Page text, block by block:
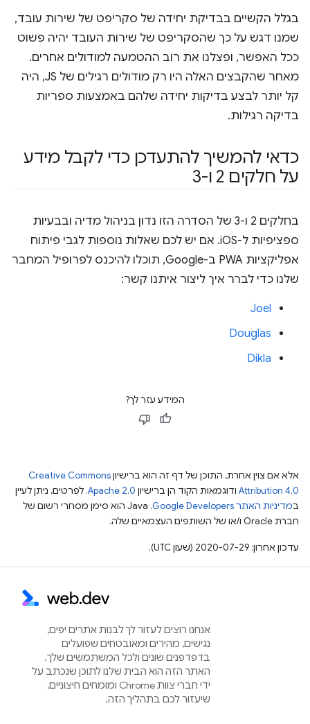
בגלל הקשיים בבדיקת יחידה של סקריפט של שירות עובד,
שמנו דגש על כך שהסקריפט של שירות העובד יהיה פשוט
ככל האפשר, ופצלנו את רוב ההטמעה למודולים אחרים.
מאחר שהקבצים האלה היו רק מודולים רגילים של JS, היה
קל יותר לבצע בדיקות יחידה שלהם באמצעות ספריות
בדיקה רגילות.
כדאי להמשיך להתעדכן כדי לקבל מידע
על חלקים 2 ו-3
בחלקים 2 ו-3 של הסדרה הזו נדון בניהול מדיה ובבעיות
ספציפיות ל-iOS. אם יש לכם שאלות נוספות לגבי פיתוח
אפליקציות PWA ב-Google, תוכלו להיכנס לפרופיל המחבר
שלנו כדי לברר איך ליצור איתנו קשר:
Joel
Douglas
Dikla
המידע עזר לך?
אלא אם צוין אחרת, התוכן של דף זה הוא ברישיוןCreative Commons
Attribution 4.0 ודוגמאות הקוד הן ברישיון Apache 2.0. לפרטים, ניתן לעיין
במדיניות האתר Google Developers‏
.‏ Java הוא סימן מסחרי רשום של
חברת Oracle ו/או של השותפים העצמאיים שלה.
עדכון אחרון: 2020-07-29 (שעון UTC).
אנחנו רוצים לעזור לך לבנות אתרים יפים,
נגישים, מהירים ומאובטחים שפועלים
בדפדפנים שונים ולכל המשתמשים שלך.
האתר הזה הוא הבית שלנו לתוכן שנכתב על
ידי חברי צוות Chrome ומומחים חיצוניים,
שיעזור לכם בתהליך הזה.